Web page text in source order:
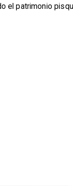
el patrimonio